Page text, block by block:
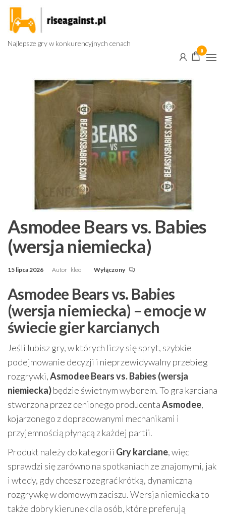
Przejdź
treści
Najlepsze gry w konkurencyjnych cenach
0
Asmodee Bears vs. Babies
(wersja niemiecka)
15 lipca 2026 Autor kleo Wyłączony
Asmodee Bears vs. Babies
(wersja niemiecka) – emocje w
świecie gier karcianych
Jeśli lubisz gry, w których liczy się spryt, szybkie
podejmowanie decyzji i nieprzewidywalny przebieg
rozgrywki,Asmodee Bears vs. Babies (wersja
niemiecka)będzie świetnym wyborem. To gra karciana
stworzona przez cenionego producentaAsmodee,
kojarzonego z dopracowanymi mechanikami i
przyjemnością płynącą z każdej partii.
Produkt należy do kategorii Gry karciane, więc
sprawdzi się zarówno na spotkaniach ze znajomymi, jak
i wtedy, gdy chcesz rozegrać krótką, dynamiczną
rozgrywkę w domowym zaciszu. Wersja niemiecka to
także dobry kierunek dla osób, które preferują